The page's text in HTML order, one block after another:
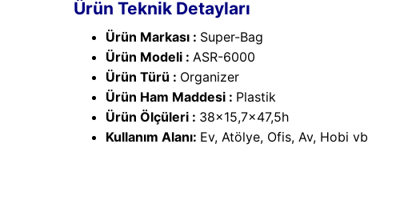
Ürün Teknik Detayları
Ürün Markası : Super-Bag
Ürün Modeli : ASR-6000
Ürün Türü : Organizer
Ürün Ham Maddesi : Plastik
Ürün Ölçüleri : 38x15,7x47,5h
Kullanım Alanı: Ev, Atölye, Ofis, Av, Hobi vb